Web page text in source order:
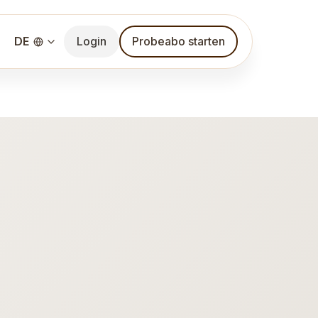
DE Login Probeabo starten